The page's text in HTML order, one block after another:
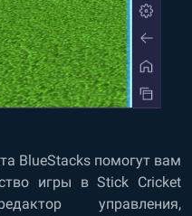
BlueStacks помогут вам
игры в Stick Cricket
управления,